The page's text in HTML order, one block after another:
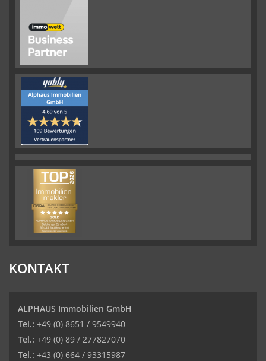
KONTAKT
ALPHAUS Immobilien GmbH
Tel.: +49 (0) 8651 / 9549940
Tel.: +49 (0) 89 / 277827070
Tel.: +43 (0) 664 / 93315987